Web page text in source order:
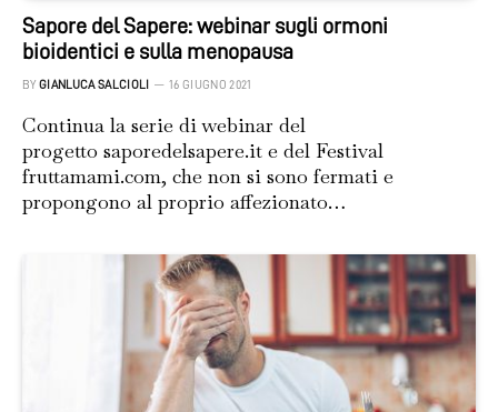
Sapore del Sapere: webinar sugli ormoni
bioidentici e sulla menopausa
BY GIANLUCA SALCIOLI 16 GIUGNO 2021
Continua la serie di webinar del
progetto saporedelsapere.it e del Festival
fruttamami.com, che non si sono fermati e
propongono al proprio affezionato…